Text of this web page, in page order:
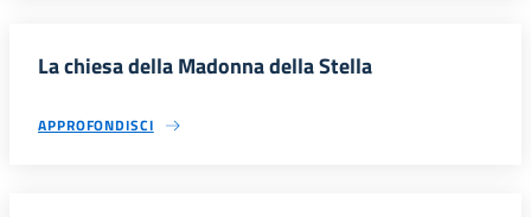
La chiesa della Madonna della Stella
APPROFONDISCI